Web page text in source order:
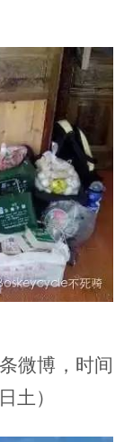
微博，时间
土）